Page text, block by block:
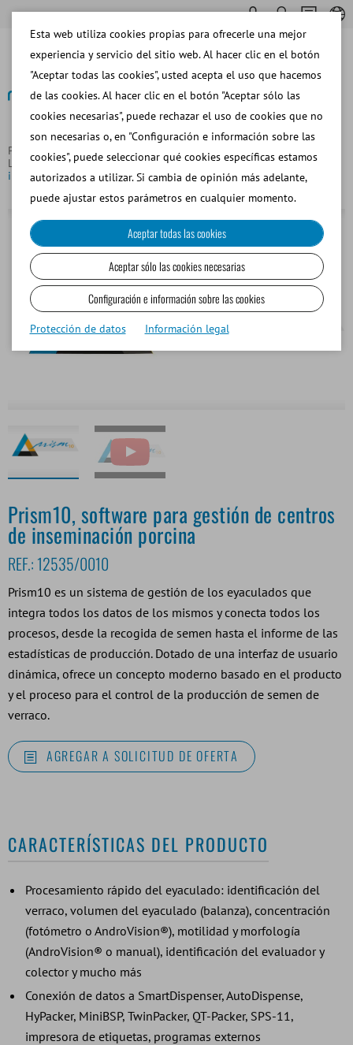
Página principal Porcino
Análisis de Semen y Software de
Laboratorio
Prism10, software para gestión de centros de
inseminación porcina
Prism10, software para gestión de centros
de inseminación porcina
REF.: 12535/0010
Prism10 es un sistema de gestión de los eyaculados que
integra todos los datos de los mismos y conecta todos los
procesos, desde la recogida de semen hasta el informe de las
estadísticas de producción. Dotado de una interfaz de usuario
dinámica, ofrece un concepto moderno basado en el producto
y el proceso para el control de la producción de semen de
verraco.
AGREGAR A SOLICITUD DE OFERTA
CARACTERÍSTICAS DEL PRODUCTO
Procesamiento rápido del eyaculado: identificación del
verraco, volumen del eyaculado (balanza), concentración
(fotómetro o AndroVision®), motilidad y morfología
(AndroVision® o manual), identificación del evaluador y
colector y mucho más
Conexión de datos a SmartDispenser, AutoDispense,
HyPacker, MiniBSP, TwinPacker, QT-Packer, SPS-11,
impresora de etiquetas, programas externos
Esta web utiliza cookies propias para ofrecerle una mejor
experiencia y servicio del sitio web. Al hacer clic en el botón
"Aceptar todas las cookies", usted acepta el uso que hacemos
de las cookies. Al hacer clic en el botón "Aceptar sólo las
cookies necesarias", puede rechazar el uso de cookies que no
son necesarias o, en "Configuración e información sobre las
cookies", puede seleccionar qué cookies específicas estamos
autorizados a utilizar. Si cambia de opinión más adelante,
puede ajustar estos parámetros en cualquier momento.
Aceptar todas las cookies
Aceptar sólo las cookies necesarias
Configuración e información sobre las cookies
Protección de datos Información legal